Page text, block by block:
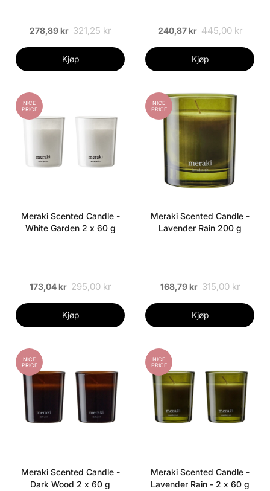
278,89 kr 321,25 kr
Kjøp
240,87 kr 445,00 kr
Kjøp
NICE
PRICE
Meraki Scented Candle -
White Garden 2 x 60 g
173,04 kr 295,00 kr
Kjøp
NICE
PRICE
Meraki Scented Candle -
Lavender Rain 200 g
168,79 kr 315,00 kr
Kjøp
NICE
PRICE
Meraki Scented Candle -
Dark Wood 2 x 60 g
NICE
PRICE
Meraki Scented Candle -
Lavender Rain - 2 x 60 g